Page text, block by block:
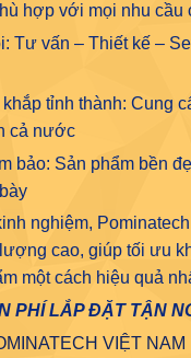
hợp với mọi nhu cầu
Tư vấn – Thiết kế –
tỉnh thành: Cung
cả nước
bảo: Sản phẩm bền
nghiệm,
cao, giúp tối ưu
một cách hiệu quả
PHÍ LẮP ĐẶT TẬN
VIỆT NAM